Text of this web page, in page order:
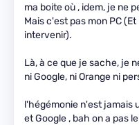
ma boite où , idem, je ne
Mais c'est pas mon PC (Et
intervenir).
Là, à ce que je sache, je
ni Google, ni Orange ni
l'hégémonie n'est jamais
et Google , bah on a pas